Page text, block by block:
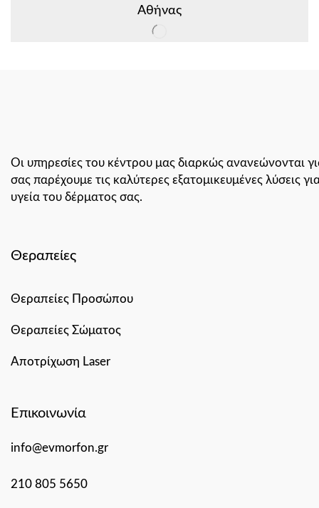
Αθήνας
Οι υπηρεσίες του κέντρου μας διαρκώς ανανεώνονται
σας παρέχουμε τις καλύτερες εξατομικευμένες λύσεις
υγεία του δέρματος σας.
Θεραπείες
Θεραπείες Προσώπου
Θεραπείες Σώματος
Αποτρίχωση Laser
Επικοινωνία
info@evmorfon.gr
210 805 5650